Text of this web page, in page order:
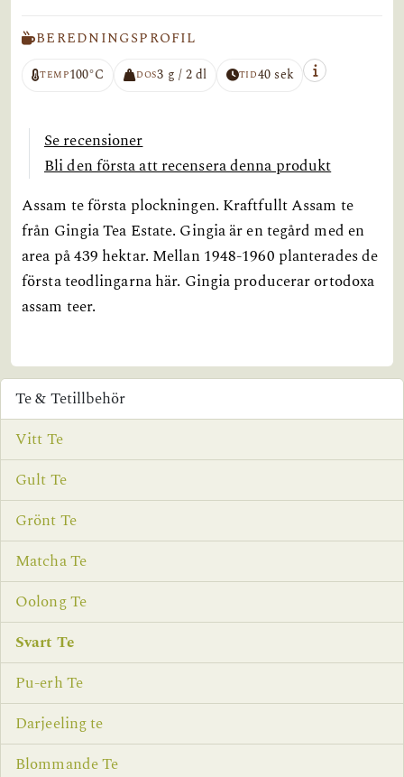
BEREDNINGSPROFIL
TEMP100°C DOS3 g / 2 dl TID40 sek
Se recensioner
Bli den första att recensera denna produkt
Assam te första plockningen. Kraftfullt Assam te
från Gingia Tea Estate. Gingia är en tegård med en
area på 439 hektar. Mellan 1948-1960 planterades de
första teodlingarna här. Gingia producerar ortodoxa
assam teer.
Te & Tetillbehör
Vitt Te
Gult Te
Grönt Te
Matcha Te
Oolong Te
Svart Te
Pu-erh Te
Darjeeling te
Blommande Te